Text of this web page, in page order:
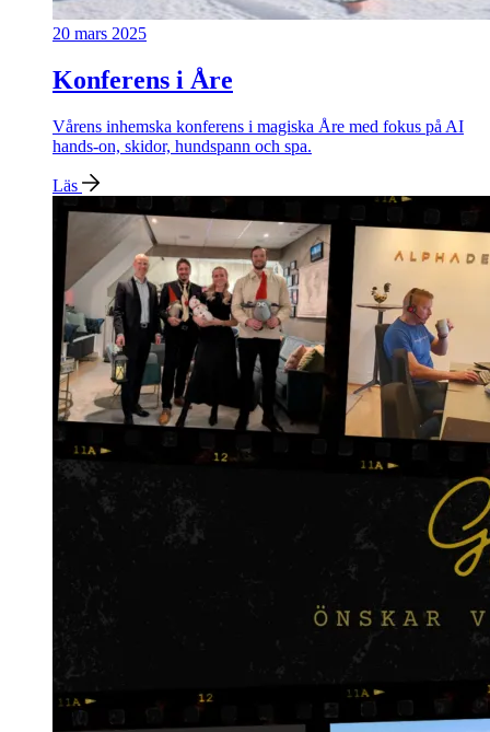
20 mars 2025
Konferens i Åre
Vårens inhemska konferens i magiska Åre med fokus på AI
hands-on, skidor, hundspann och spa.
Läs